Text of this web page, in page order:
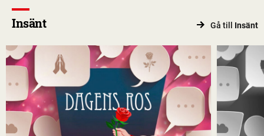
Insänt Gå till Insänt